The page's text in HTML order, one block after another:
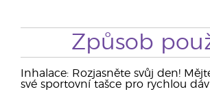
Způsob
Inhalace: Rozjasněte svůj den!
své sportovní tašce pro rychlou